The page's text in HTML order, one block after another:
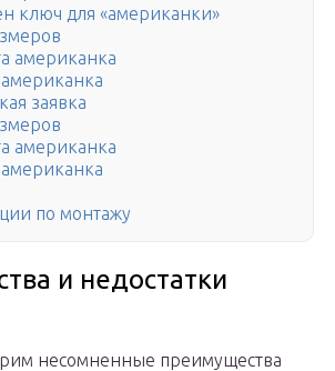
ключ для «американки»
американка
заявка
американка
по монтажу
и недостатки
несомненные преимущества